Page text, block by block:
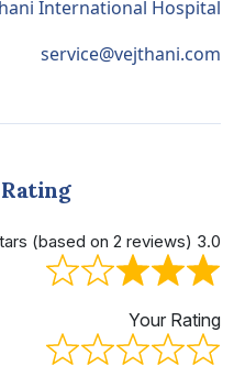
International Hospital
service@vejthani.com
Rating
3.0 out of 5 stars (based on 2 reviews)
Your Rating